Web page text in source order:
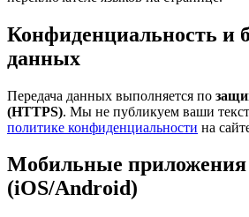
Конфиденциальность и
данных
Передача данных выполняется по
(HTTPS). Мы не публикуем ваши
политике конфиденциальности на
Мобильные приложения
(iOS/Android)